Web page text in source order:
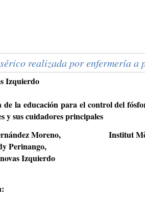
realizada por enfermería a
Izquierdo
de la educación para el control del
y sus cuidadores principales
Moreno,
Perinango,
Izquierdo
Institut